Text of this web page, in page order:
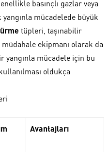
basınçlı gazlar veya
mücadelede büyük
tüpleri, taşınabilir
ekipmanı olarak da
yangınla mücadele için bu
oldukça
Avantajları